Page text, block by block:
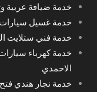
خدمة ضيافة عربية
خدمة غسيل
خدمة فني ستلايت
خدمة كهرباء
الاحمدي
خدمة نجار هندي